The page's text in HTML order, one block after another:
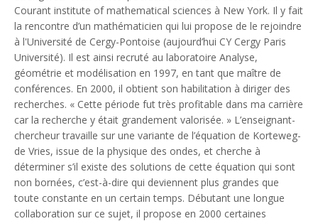
Courant institute of mathematical sciences à New York. Il y fait
la rencontre d’un mathématicien qui lui propose de le rejoindre
à l'Université de Cergy-Pontoise (aujourd’hui CY Cergy Paris
Université). Il est ainsi recruté au laboratoire Analyse,
géométrie et modélisation en 1997, en tant que maître de
conférences. En 2000, il obtient son habilitation à diriger des
recherches. « Cette période fut très profitable dans ma carrière
car la recherche y était grandement valorisée. » L’enseignant-
chercheur travaille sur une variante de l’équation de Korteweg-
de Vries, issue de la physique des ondes, et cherche à
déterminer s’il existe des solutions de cette équation qui sont
non bornées, c’est-à-dire qui deviennent plus grandes que
toute constante en un certain temps. Débutant une longue
collaboration sur ce sujet, il propose en 2000 certaines